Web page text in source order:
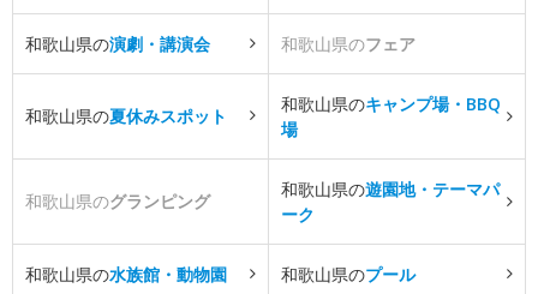
和歌山県の演劇・講演会 和歌山県のフェア
和歌山県の夏休みスポット
和歌山県のキャンプ場・BBQ
場
和歌山県のグランピング
和歌山県の遊園地・テーマパ
ーク
和歌山県の水族館・動物園 和歌山県のプール